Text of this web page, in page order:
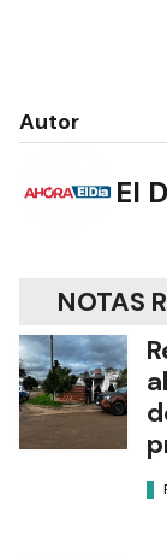
Autor
El
NOTAS